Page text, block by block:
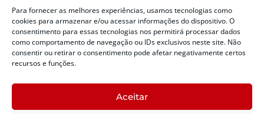
Para fornecer as melhores experiências, usamos tecnologias como
cookies para armazenar e/ou acessar informações do dispositivo. O
consentimento para essas tecnologias nos permitirá processar dados
como comportamento de navegação ou IDs exclusivos neste site. Não
consentir ou retirar o consentimento pode afetar negativamente certos
recursos e funções.
Aceitar
Alertas Defesa Civil:
SMS 40199
ENDEREÇO
Defesa Civil do Estado de Santa Catarina
Bairro:
Capoeiras, Florianópolis, SC